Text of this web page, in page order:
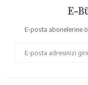
E-
E-posta abonelerine